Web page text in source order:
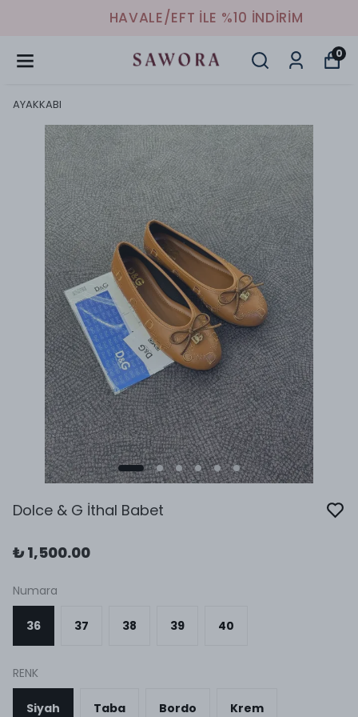
HAVALE/EFT İLE %10 İNDİRİM
0
AYAKKABI
Dolce & G İthal Babet
₺ 1,500.00
Numara
36 37 38 39 40
RENK
Siyah Taba Bordo Krem